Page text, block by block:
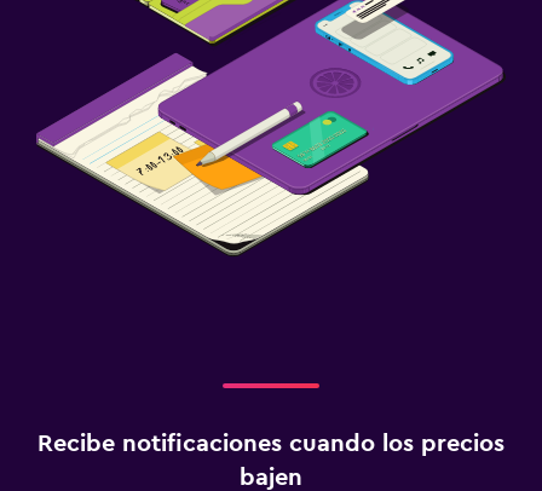
Recibe notificaciones cuando los precios
bajen